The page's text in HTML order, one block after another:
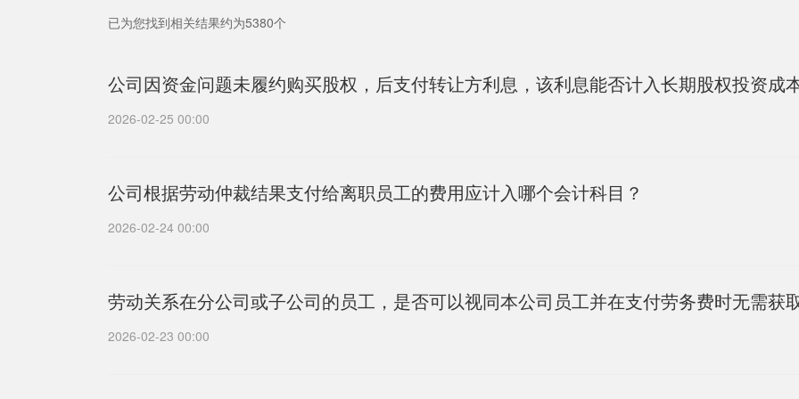
已为您找到相关结果约为5380个
公司因资金问题未履约购买股权，后支付转让方利息，该利息能否计入长期股权投资成
2026-02-25 00:00
公司根据劳动仲裁结果支付给离职员工的费用应计入哪个会计科目？
2026-02-24 00:00
劳动关系在分公司或子公司的员工，是否可以视同本公司员工并在支付劳务费时无需获
2026-02-23 00:00